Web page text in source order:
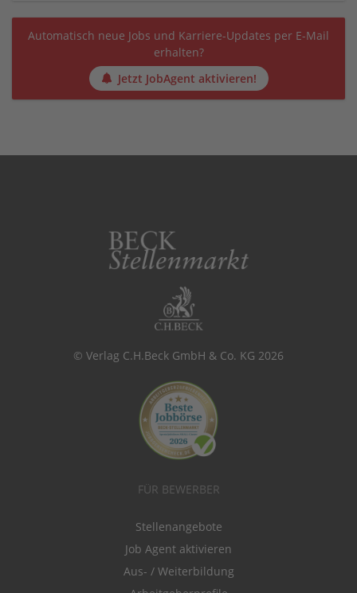
Automatisch neue Jobs und Karriere-Updates per E-Mail
erhalten?
Jetzt JobAgent aktivieren!
© Verlag C.H.Beck GmbH & Co. KG 2026
FÜR BEWERBER
Stellenangebote
Job Agent aktivieren
Aus- / Weiterbildung